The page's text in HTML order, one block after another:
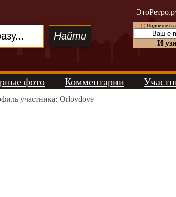
(!)Подпишись
И
фото Комментарии
участника: Orlovdove